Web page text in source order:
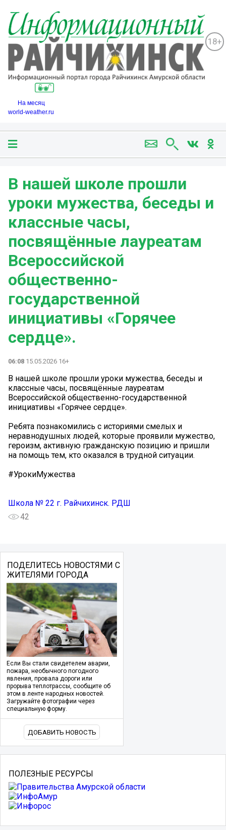
18+
На месяц
world-weather.ru
В нашей школе прошли
уроки мужества, беседы и
классные часы,
посвящённые лауреатам
Всероссийской
общественно-
государственной
инициативы «Горячее
сердце».
06:08 15.05.2026 16+
В нашей школе прошли уроки мужества, беседы и
классные часы, посвящённые лауреатам
Всероссийской общественно-государственной
инициативы «Горячее сердце».
Ребята познакомились с историями смелых и
неравнодушных людей, которые проявили мужество,
героизм, активную гражданскую позицию и пришли
на помощь тем, кто оказался в трудной ситуации.
#УрокиМужества
Школа № 22 г. Райчихинск. РДШ
42
ПОДЕЛИТЕСЬ НОВОСТЯМИ С
ЖИТЕЛЯМИ ГОРОДА
Если Вы стали свидетелем аварии,
пожара, необычного погодного
явления, провала дороги или
прорыва теплотрассы, сообщите об
этом в ленте народных новостей.
Загружайте фотографии через
специальную форму.
ДОБАВИТЬ НОВОСТЬ
ПОЛЕЗНЫЕ РЕСУРСЫ